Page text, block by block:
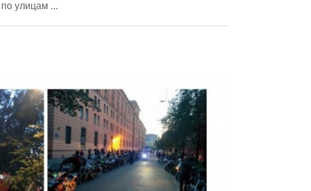
улицам ...